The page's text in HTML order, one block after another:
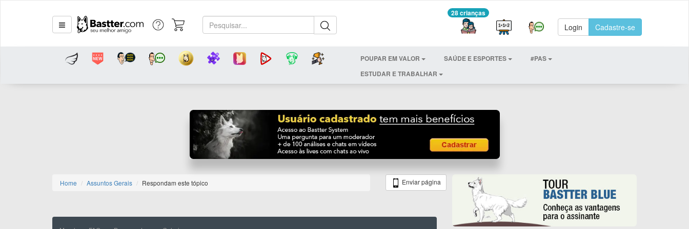
28 crianças
Login Cadastre-se
POUPAR EM VALOR SAÚDE E ESPORTES
#PAS
ESTUDAR E TRABALHAR
Home Assuntos Gerais Respondam este tópico Enviar página